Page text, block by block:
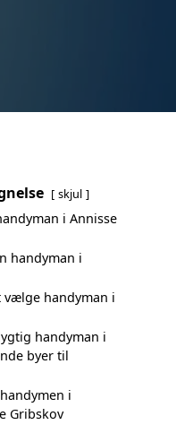
skjul
i Annisse
handyman i
vælge handyman i
handyman i
byer til
i
Gribskov